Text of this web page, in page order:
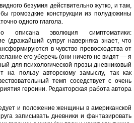
безумия действительно жутко, и там,
громоздкие конструкции из полудюжины
одного глагола.
описана эволюция симптоматики:
(дражайший супруг наверняка знает, что
в чувство превосходства от
его уберечь (они ничего не видят — я
для психологической прозы дневниковый
на пользу авторскому замыслу, так как
темп соседствует с очень
героини. Редакторская работа автора
и положение женщины в американской
записывать дневники и фантазировать